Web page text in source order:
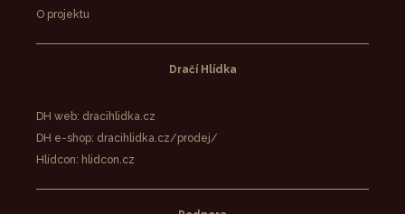
O projektu
Dračí Hlídka
DH web: dracihlidka.cz
DH e-shop: dracihlidka.cz/prodej/
Hlídcon: hlidcon.cz